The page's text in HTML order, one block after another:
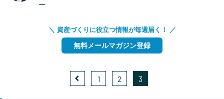
ー
＼ 資産づくりに役立つ情報が毎週届く！ ／
無料メールマガジン登録
1 2 3